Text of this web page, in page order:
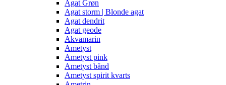
Agat Grøn
Agat storm | Blonde agat
Agat dendrit
Agat geode
Akvamarin
Ametyst
Ametyst pink
Ametyst bånd
Ametyst spirit kvarts